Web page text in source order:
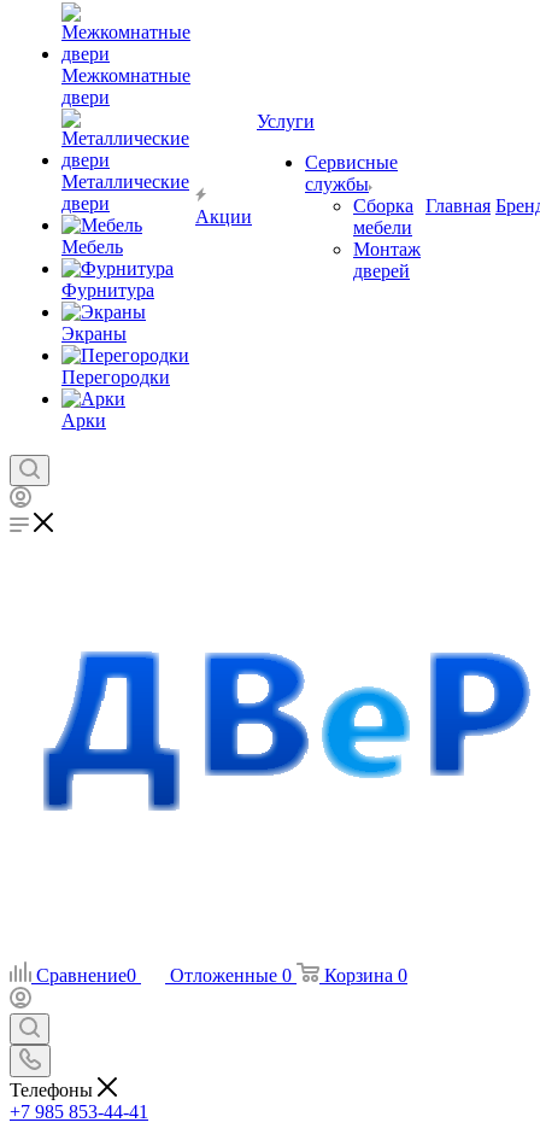
Межкомнатные
двери
Металлические
двери
Мебель
Фурнитура
Экраны
Перегородки
Арки
Акции
Услуги
Сервисные
службы
Сборка
мебели
Монтаж
дверей
Главная
Сравнение0 Отложенные 0 Корзина 0
Телефоны
+7 985 853-44-41